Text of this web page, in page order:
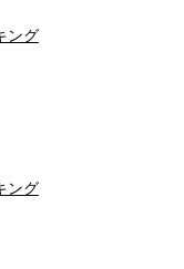
ング
ング